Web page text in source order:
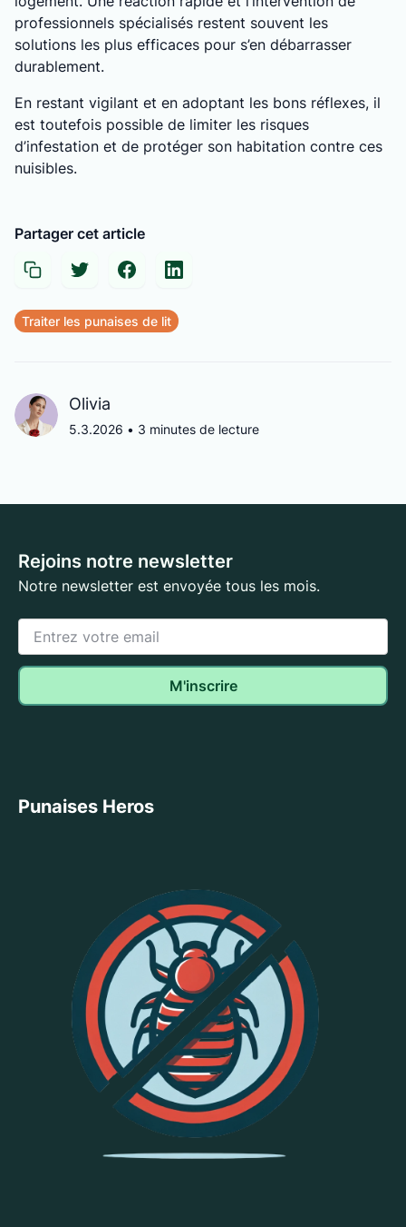
professionnels spécialisés restent souvent les
solutions les plus efficaces pour s’en débarrasser
durablement.
En restant vigilant et en adoptant les bons réflexes, il
est toutefois possible de limiter les risques
d’infestation et de protéger son habitation contre ces
nuisibles.
Partager cet article
Traiter les punaises de lit
Olivia
5.3.2026 • 3 minutes de lecture
Rejoins notre newsletter
Notre newsletter est envoyée tous les mois.
Punaises Heros